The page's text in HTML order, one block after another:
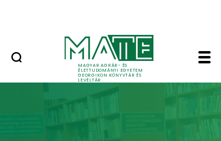
MAGYAR AGRÁR- ÉS
ÉLETTUDOMÁNYI EGYETEM
GEORGIKON KÖNYVTÁR ÉS
LEVÉLTÁR
Home - Georgikon